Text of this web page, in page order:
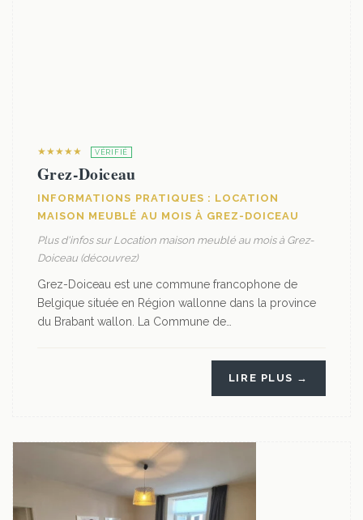
★★★★★ VÉRIFIÉ
Grez-Doiceau
INFORMATIONS PRATIQUES : LOCATION
MAISON MEUBLÉ AU MOIS À GREZ-DOICEAU
Plus d'infos sur Location maison meublé au mois à Grez-
Doiceau (découvrez)
Grez-Doiceau est une commune francophone de
Belgique située en Région wallonne dans la province
du Brabant wallon. La Commune de…
LIRE PLUS →